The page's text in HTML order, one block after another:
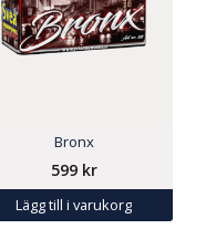
Bronx
599 kr
Lägg till i varukorg